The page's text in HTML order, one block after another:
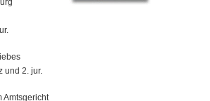
und 2. jur.
Amtsgericht